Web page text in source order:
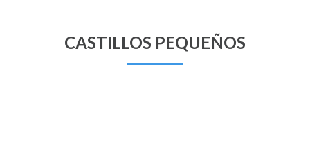
CASTILLOS PEQUEÑOS